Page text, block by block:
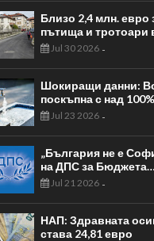
Близо 2,4 млн. евро
пътища и тротоари
Jul 30 2026-
Шокиращи данни:
поскъпна с над
Jul 23 2026-
„България не е
на ДПС за Бюджета…
Jul 21 2026-
НАП: Здравната
става 24,81 евро